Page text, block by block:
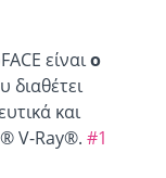
είναιο
διαθέτει
και
V-Ray®. #1